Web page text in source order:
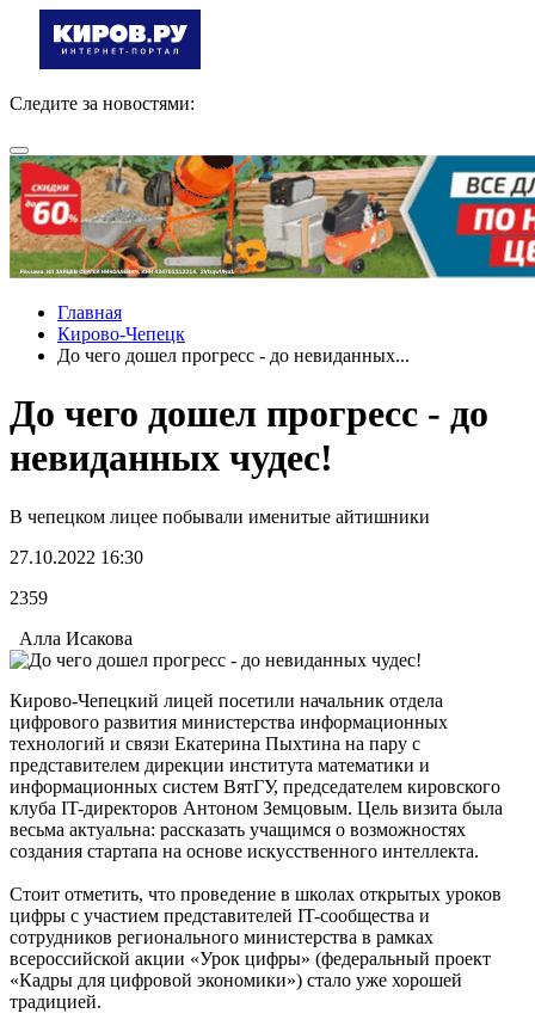
Следите за новостями:
Главная
Кирово-Чепецк
До чего дошел прогресс - до невиданных...
До чего дошел прогресс - до
невиданных чудес!
В чепецком лицее побывали именитые айтишники
27.10.2022 16:30
2359
Алла Исакова
Кирово-Чепецкий лицей посетили начальник отдела
цифрового развития министерства информационных
технологий и связи Екатерина Пыхтина на пару с
представителем дирекции института математики и
информационных систем ВятГУ, председателем кировского
клуба IT-директоров Антоном Земцовым. Цель визита была
весьма актуальна: рассказать учащимся о возможностях
создания стартапа на основе искусственного интеллекта.
Стоит отметить, что проведение в школах открытых уроков
цифры с участием представителей IT-сообщества и
сотрудников регионального министерства в рамках
всероссийской акции «Урок цифры» (федеральный проект
«Кадры для цифровой экономики») стало уже хорошей
традицией.